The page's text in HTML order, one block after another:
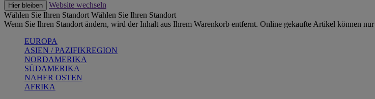
Hier bleiben
Website wechseln
Wählen Sie Ihren Standort Wählen Sie Ihren Standort
Wenn Sie Ihren Standort ändern, wird der Inhalt aus Ihrem Warenkorb entfernt. Online gekaufte Artikel können
EUROPA
ASIEN / PAZIFIKREGION
NORDAMERIKA
SÜDAMERIKA
NAHER OSTEN
AFRIKA